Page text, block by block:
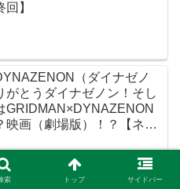
】
（ダイナゼノ
がとうダイナゼノン！そし
GRIDMAN×DYNAZENON
映画（劇場版）！？【ネッ
タバレ感想まとめ・最終
索 トップ サイドバー